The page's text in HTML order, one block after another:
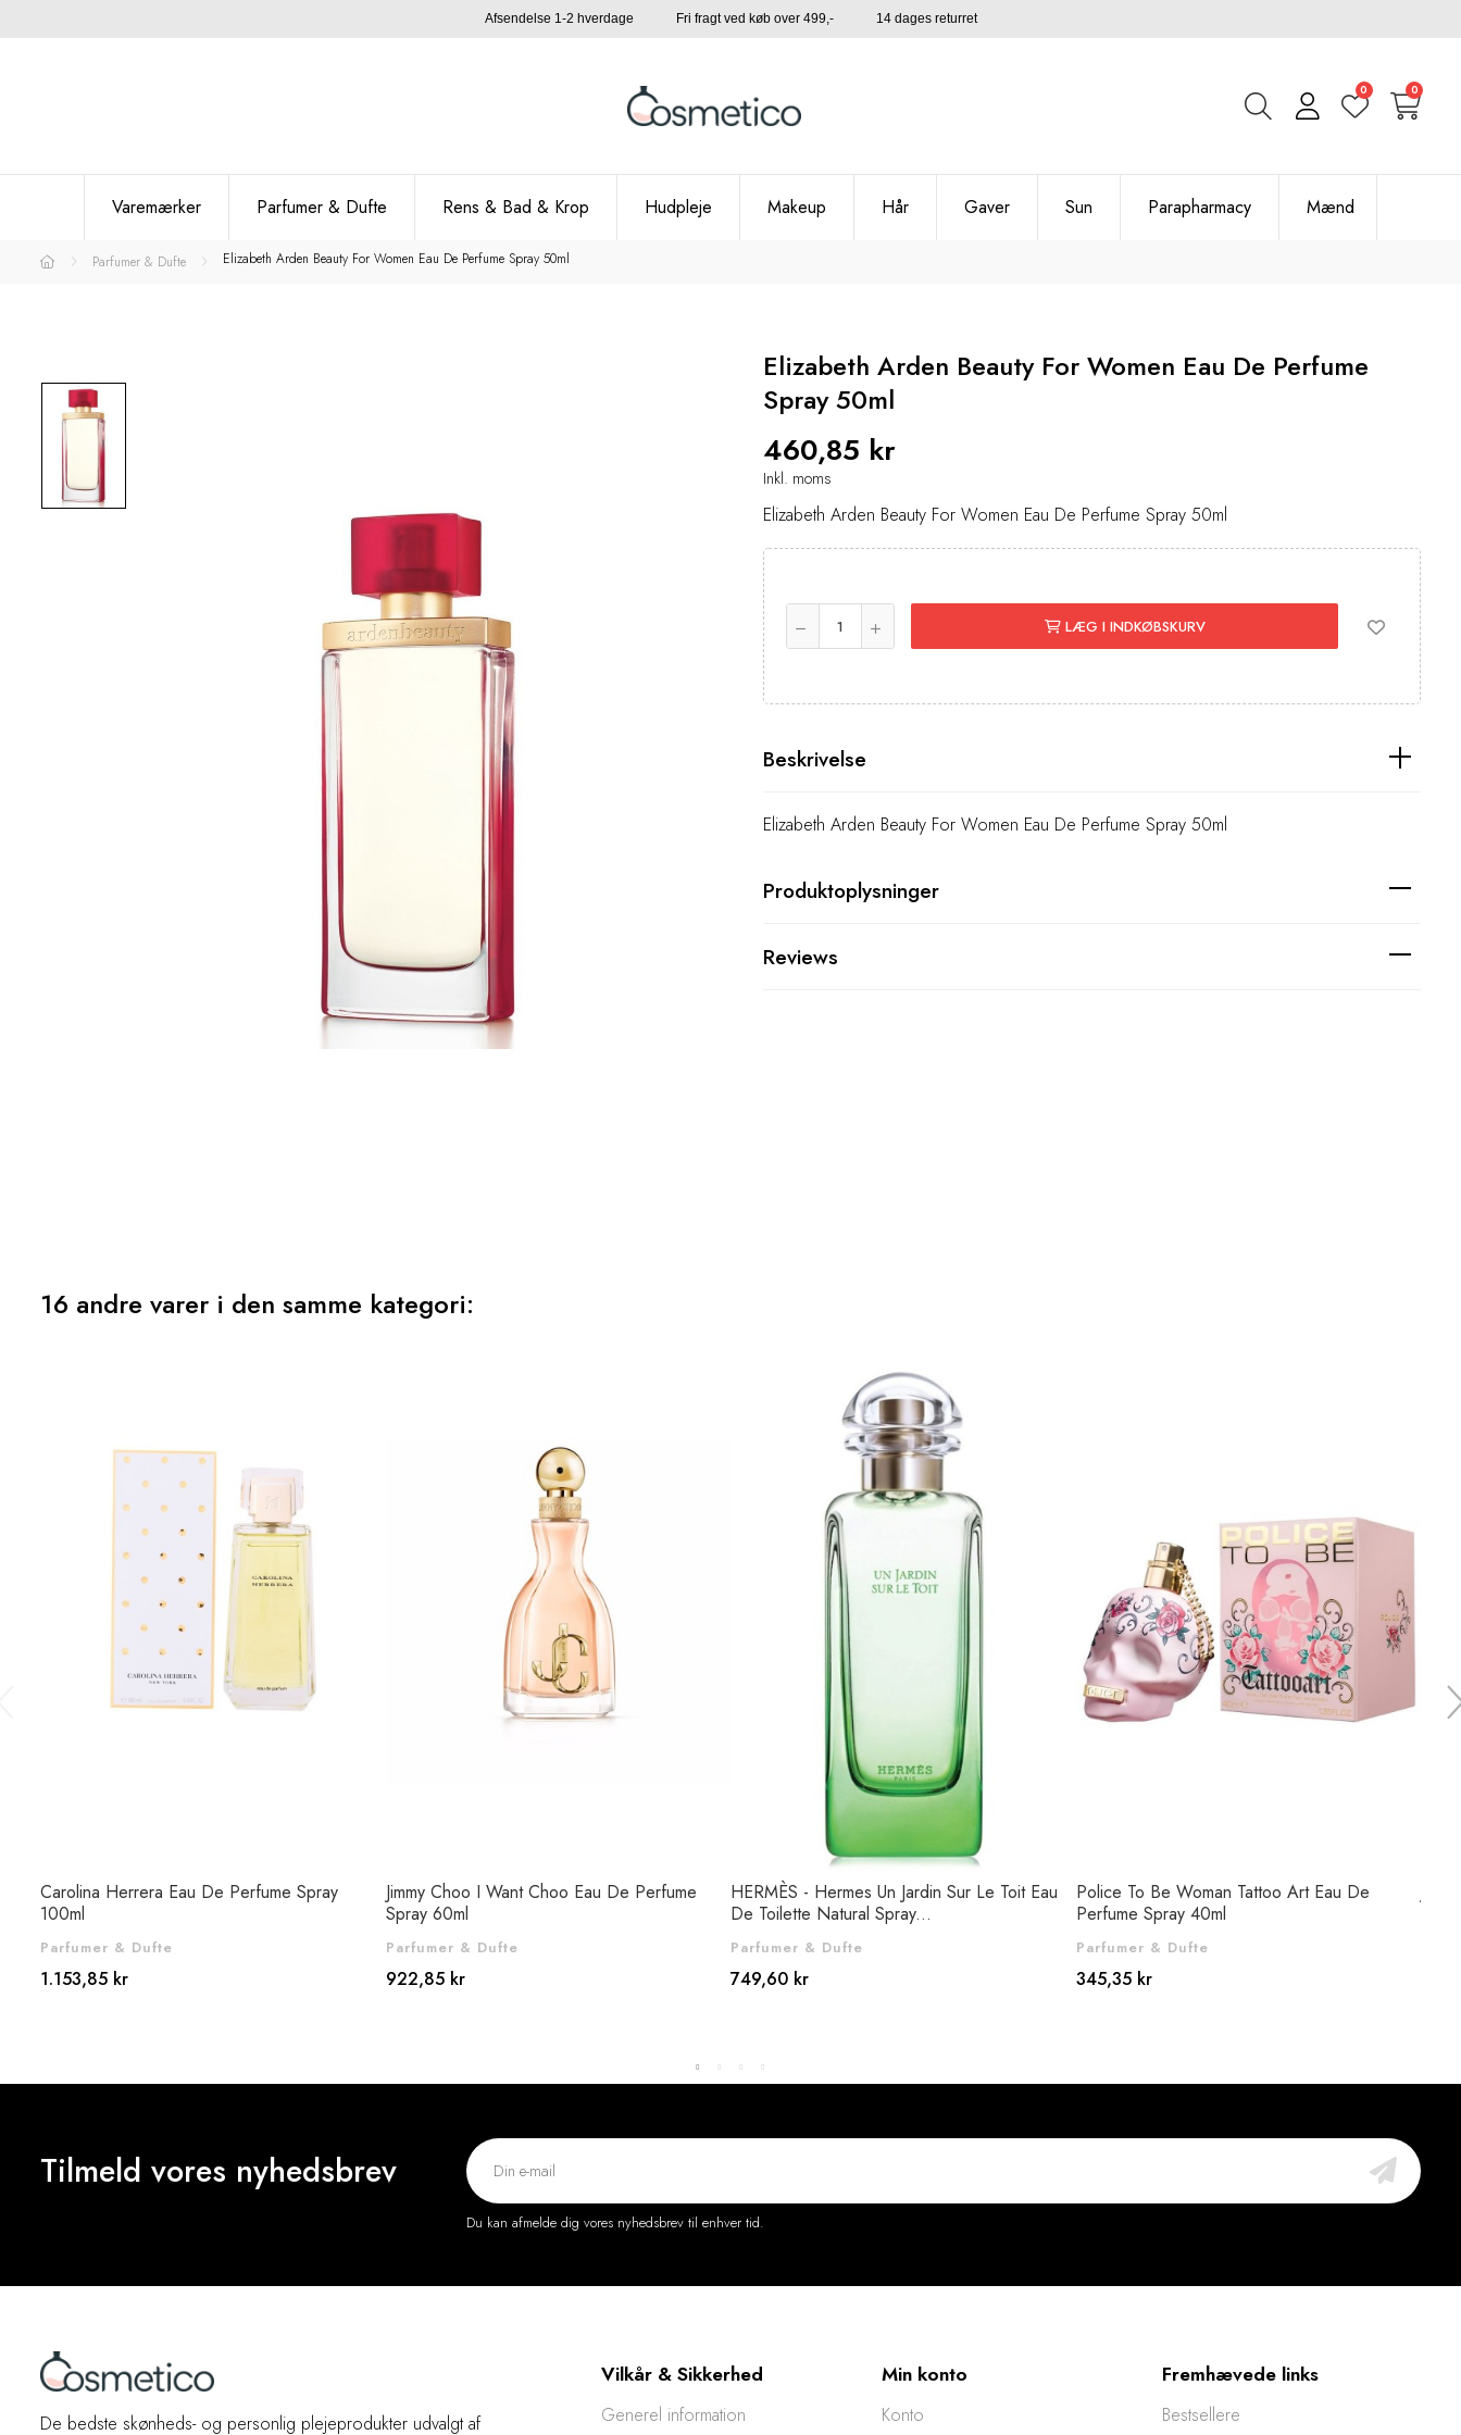
Afsendelse 1-2 hverdage Fri fragt ved køb over 499,- 14 dages returret
0 0
Varemærker Parfumer & Dufte Rens & Bad & Krop Hudpleje Makeup Hår Gaver Sun Parapharmacy Mænd
Parfumer & Dufte Elizabeth Arden Beauty For Women Eau De Perfume Spray 50ml
Elizabeth Arden Beauty For Women Eau De Perfume
Spray 50ml
460,85 kr
Inkl. moms
Elizabeth Arden Beauty For Women Eau De Perfume Spray 50ml
LÆG I INDKØBSKURV
Beskrivelse
Elizabeth Arden Beauty For Women Eau De Perfume Spray 50ml
Produktoplysninger
Reviews
16 andre varer i den samme kategori:
Carolina Herrera Eau De Perfume Spray
100ml
Parfumer & Dufte
1.153,85 kr
Jimmy Choo I Want Choo Eau De Perfume
Spray 60ml
Parfumer & Dufte
922,85 kr
HERMÈS - Hermes Un Jardin Sur Le Toit Eau
De Toilette Natural Spray...
Parfumer & Dufte
749,60 kr
Police To Be Woman Tattoo Art Eau De
Perfume Spray 40ml
Parfumer & Dufte
345,35 kr
Tilmeld vores nyhedsbrev
Du kan afmelde dig vores nyhedsbrev til enhver tid.
De bedste skønheds- og personlig plejeprodukter udvalgt af
Vilkår & Sikkerhed
Generel information
Min konto
Konto
Fremhævede links
Bestsellere